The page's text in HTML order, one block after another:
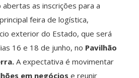
as inscrições para a
principal feira de logística,
exterior do Estado, que será
16 e 18 de junho, no Pavilhão
A expectativa é movimentar
em negócios e reunir